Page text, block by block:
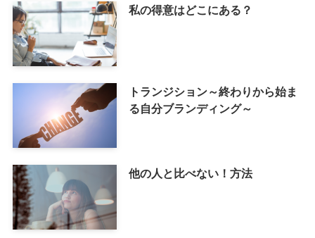
私の得意はどこにある？
トランジション～終わりから始ま
る自分ブランディング～
他の人と比べない！方法